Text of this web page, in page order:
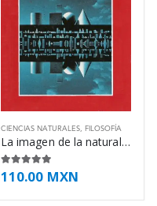
CIENCIAS NATURALES, FILOSOFÍA
La imagen de la naturaleza en la física – Werner Heisenberg
4.88de 5
110.00 MXN